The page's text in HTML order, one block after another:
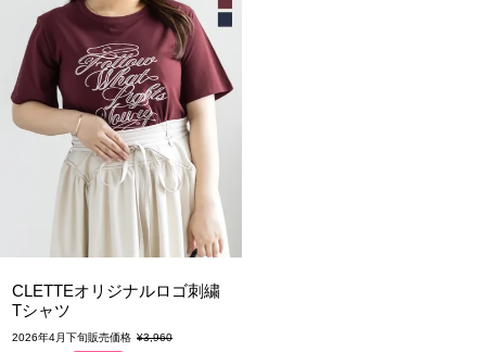
CLETTEオリジナルロゴ刺繍
Tシャツ
2026年4月下旬販売価格 ¥3,960